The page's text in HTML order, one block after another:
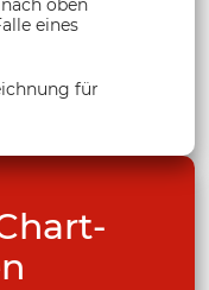
oben
eines
für